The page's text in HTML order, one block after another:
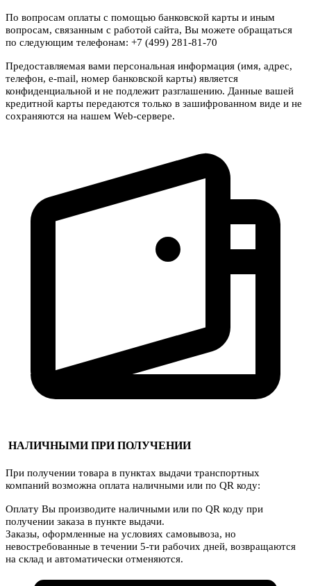
По вопросам оплаты с помощью банковской карты и иным
вопросам, связанным с работой сайта, Вы можете обращаться
по следующим телефонам: +7 (499) 281-81-70
Предоставляемая вами персональная информация (имя, адрес,
телефон, e-mail, номер банковской карты) является
конфиденциальной и не подлежит разглашению. Данные вашей
кредитной карты передаются только в зашифрованном виде и не
сохраняются на нашем Web-сервере.
НАЛИЧНЫМИ ПРИ ПОЛУЧЕНИИ
При получении товара в пунктах выдачи транспортных
компаний возможна оплата наличными или по QR коду:
Оплату Вы производите наличными или по QR коду при
получении заказа в пункте выдачи.
Заказы, оформленные на условиях самовывоза, но
невостребованные в течении 5-ти рабочих дней, возвращаются
на склад и автоматически отменяются.